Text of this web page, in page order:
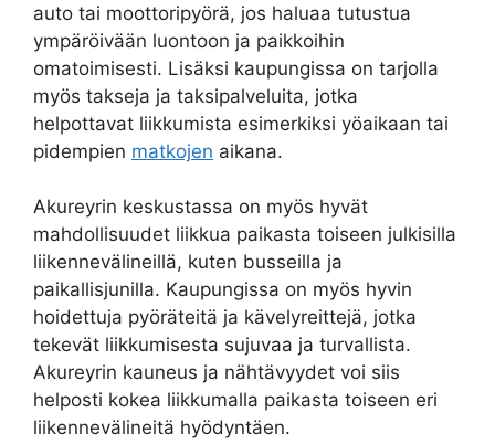
auto tai moottoripyörä, jos haluaa tutustua
ympäröivään luontoon ja paikkoihin
omatoimisesti. Lisäksi kaupungissa on tarjolla
myös takseja ja taksipalveluita, jotka
helpottavat liikkumista esimerkiksi yöaikaan tai
pidempien matkojen aikana.
Akureyrin keskustassa on myös hyvät
mahdollisuudet liikkua paikasta toiseen julkisilla
liikennevälineillä, kuten busseilla ja
paikallisjunilla. Kaupungissa on myös hyvin
hoidettuja pyöräteitä ja kävelyreittejä, jotka
tekevät liikkumisesta sujuvaa ja turvallista.
Akureyrin kauneus ja nähtävyydet voi siis
helposti kokea liikkumalla paikasta toiseen eri
liikennevälineitä hyödyntäen.